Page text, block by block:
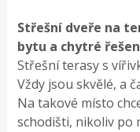
Střešní dveře na
bytu a chytré
Střešní terasy s
Vždy jsou skvělé, a
Na takové místo
schodišti, nikoliv po